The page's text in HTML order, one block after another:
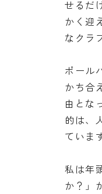
せるだ
かく迎
なクラ
ポール
かち合
由とな
的は、
ていま
私は年
か？」